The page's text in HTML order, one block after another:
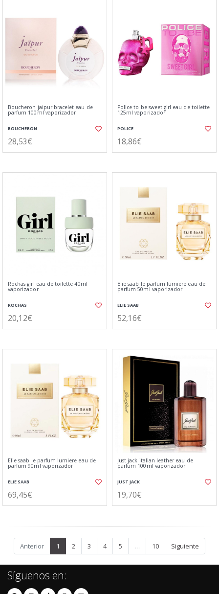
Boucheron jaipur bracelet eau de
parfum 100ml vaporizador
BOUCHERON
28,53€
Police to be sweet girl eau de toilette
125ml vaporizador
POLICE
18,86€
Rochas girl eau de toilette 40ml
vaporizador
ROCHAS
20,12€
Elie saab le parfum lumiere eau de
parfum 50ml vaporizador
ELIE SAAB
52,16€
Elie saab le parfum lumiere eau de
parfum 90ml vaporizador
ELIE SAAB
69,45€
Just jack italian leather eau de
parfum 100ml vaporizador
JUST JACK
19,70€
Anterior 1 2 3 4 5 … 10 Siguiente
Síguenos en: